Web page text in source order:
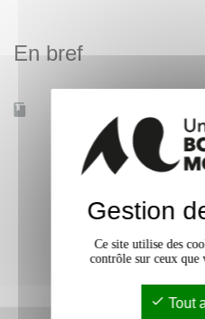
En bref
Gestion
Ce site utilise des
contrôle sur ceux que
Tout